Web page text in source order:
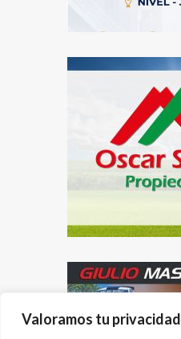
Valoramos tu privacidad